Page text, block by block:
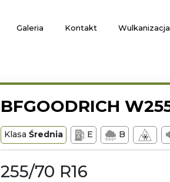
Galeria Kontakt Wulkanizacja
BFGOODRICH
Klasa Średnia E B
255/70 R16